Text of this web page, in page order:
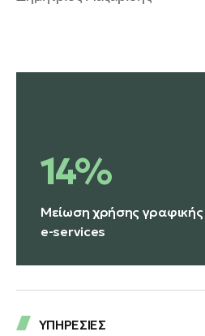
14%
Μείωση χρήσης
e-services
ΥΠΗΡΕΣΙΕΣ